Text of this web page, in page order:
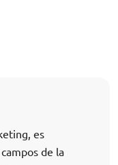
es
de la